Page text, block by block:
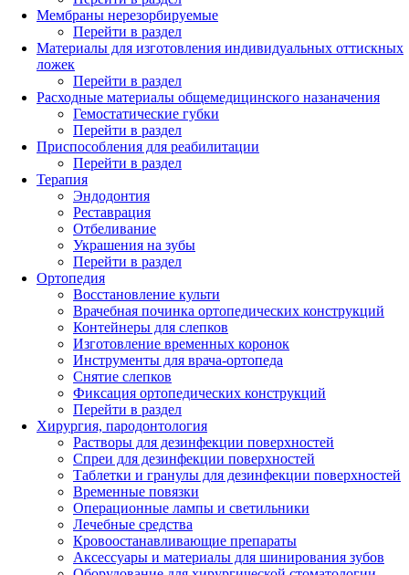
Мембраны нерезорбируемые
Перейти в раздел
Материалы для изготовления индивидуальных оттискных
ложек
Перейти в раздел
Расходные материалы общемедицинского назаначения
Гемостатические губки
Перейти в раздел
Приспособления для реабилитации
Перейти в раздел
Терапия
Эндодонтия
Реставрация
Отбеливание
Украшения на зубы
Перейти в раздел
Ортопедия
Восстановление культи
Врачебная починка ортопедических конструкций
Контейнеры для слепков
Изготовление временных коронок
Инструменты для врача-ортопеда
Снятие слепков
Фиксация ортопедических конструкций
Перейти в раздел
Хирургия, пародонтология
Растворы для дезинфекции поверхностей
Спреи для дезинфекции поверхностей
Таблетки и гранулы для дезинфекции поверхностей
Временные повязки
Операционные лампы и светильники
Лечебные средства
Кровоостанавливающие препараты
Аксессуары и материалы для шинирования зубов